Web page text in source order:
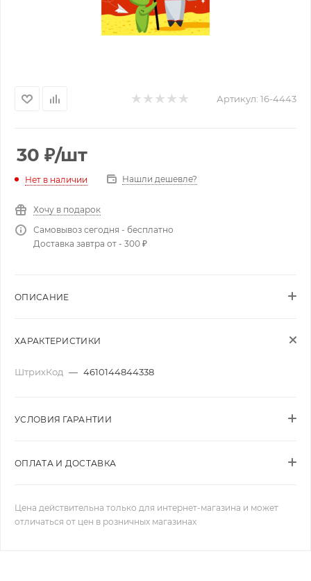
Артикул: 16-4443
30 ₽/шт
Нет в наличии Нашли дешевле?
Хочу в подарок
Самовывоз сегодня - бесплатно
Доставка завтра от - 300 ₽
ОПИСАНИЕ
ХАРАКТЕРИСТИКИ
ШтрихКод — 4610144844338
УСЛОВИЯ ГАРАНТИИ
ОПЛАТА И ДОСТАВКА
Цена действительна только для интернет-магазина и может
отличаться от цен в розничных магазинах